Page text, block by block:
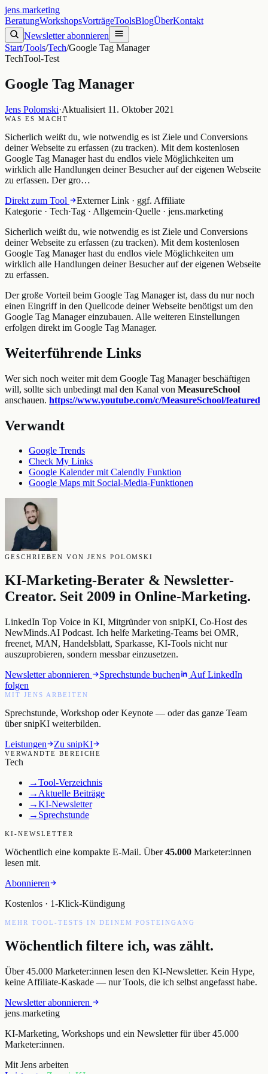
jens.marketing
BeratungWorkshopsVorträgeToolsBlogÜberKontakt
Newsletter abonnieren
Start/Tools/Tech/Google Tag Manager
TechTool-Test
Google Tag Manager
Jens Polomski·Aktualisiert 11. Oktober 2021
WAS ES MACHT
Sicherlich weißt du, wie notwendig es ist Ziele und Conversions
deiner Webseite zu erfassen (zu tracken). Mit dem kostenlosen
Google Tag Manager hast du endlos viele Möglichkeiten um
wirklich alle Handlungen deiner Besucher auf der eigenen Webseite
zu erfassen. Der gro…
Direkt zum Tool
Externer Link · ggf. Affiliate
Kategorie · Tech·Tag · Allgemein·Quelle · jens.marketing
Sicherlich weißt du, wie notwendig es ist Ziele und Conversions
deiner Webseite zu erfassen (zu tracken). Mit dem kostenlosen
Google Tag Manager hast du endlos viele Möglichkeiten um
wirklich alle Handlungen deiner Besucher auf der eigenen Webseite
zu erfassen.
Der große Vorteil beim Google Tag Manager ist, dass du nur noch
einen Eingriff in den Quellcode deiner Webseite benötigst um den
Google Tag Manager einzubauen. Alle weiteren Einstellungen
erfolgen direkt im Google Tag Manager.
Weiterführende Links
Wer sich noch weiter mit dem Google Tag Manager beschäftigen
will, sollte sich unbedingt mal den Kanal von MeasureSchool
anschauen. https://www.youtube.com/c/MeasureSchool/featured
Verwandt
Google Trends
Check My Links
Google Kalender mit Calendly Funktion
Google Maps mit Social-Media-Funktionen
GESCHRIEBEN VON JENS POLOMSKI
KI-Marketing-Berater & Newsletter-
Creator. Seit 2009 in Online-Marketing.
LinkedIn Top Voice in KI, Mitgründer von snipKI, Co-Host des
NewMinds.AI Podcast. Ich helfe Marketing-Teams bei OMR,
freenet, MAN, Handelsblatt, Sparkasse, KI-Tools nicht nur
auszuprobieren, sondern messbar einzusetzen.
Newsletter abonnieren
Sprechstunde buchen
Auf LinkedIn
folgen
MIT JENS ARBEITEN
Sprechstunde, Workshop oder Keynote — oder das ganze Team
über snipKI weiterbilden.
Leistungen
Zu snipKI
VERWANDTE BEREICHE
Tech
→Tool-Verzeichnis
→ Aktuelle Beiträge
→KI-Newsletter
→ Sprechstunde
KI-NEWSLETTER
Wöchentlich eine kompakte E-Mail. Über 45.000 Marketer:innen
lesen mit.
Abonnieren
Kostenlos · 1-Klick-Kündigung
MEHR TOOL-TESTS IN DEINEM POSTEINGANG
Wöchentlich filtere ich, was zählt.
Über 45.000 Marketer:innen lesen den KI-Newsletter. Kein Hype,
keine Affiliate-Kaskade — nur Tools, die ich selbst angefasst habe.
Newsletter abonnieren
jens.marketing
KI-Marketing, Workshops und ein Newsletter für über 45.000
Marketer:innen.
Mit Jens arbeiten